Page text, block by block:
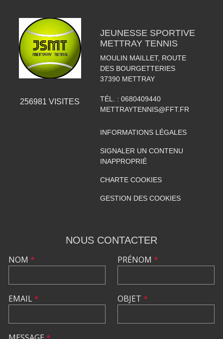
256981 VISITES
JEUNESSE SPORTIVE
METTRAY TENNIS
MOULIN MAILLET, ROUTE
DES BOURGETTERIES
37390 METTRAY
TÉL. : 0680409440
METTRAYTENNIS@FFT.FR
INFORMATIONS LÉGALES
SIGNALER UN CONTENU
INAPPROPRIÉ
CHARTE COOKIES
GESTION DES COOKIES
NOUS CONTACTER
NOM *
EMAIL*
PRÉNOM *
OBJET *